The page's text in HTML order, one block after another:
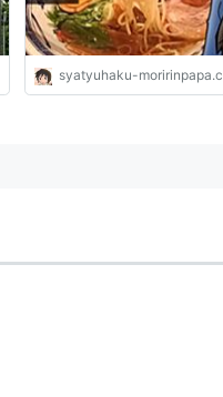
syatyuhaku-moririnpapa.com